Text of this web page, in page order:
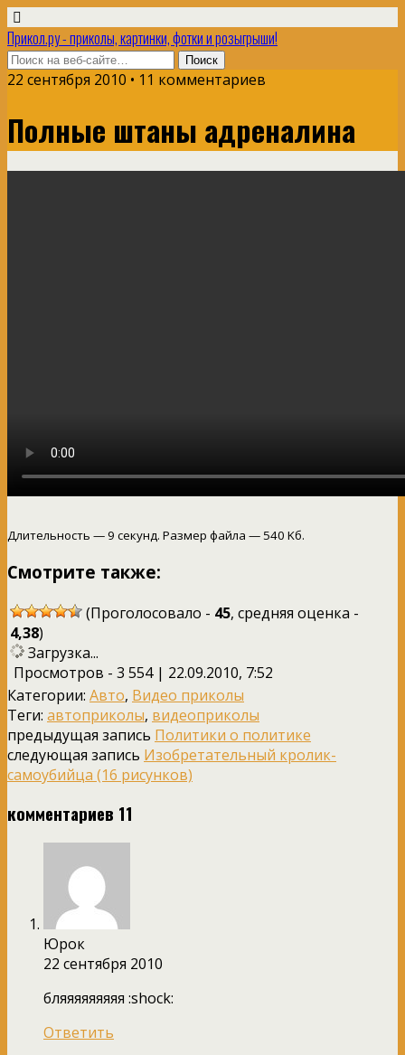
Прикол.ру - приколы, картинки, фотки и розыгрыши!
22 сентября 2010 • 11 комментариев
Полные штаны адреналина
Длительность — 9 секунд. Размер файла — 540 Kб.
Смотрите также:
(Проголосовало - 45, средняя оценка -
4,38)
Загрузка...
Просмотров - 3 554 | 22.09.2010, 7:52
Категории: Авто, Видео приколы
Теги: автоприколы, видеоприколы
предыдущая запись Политики о политике
следующая запись Изобретательный кролик-
самоубийца (16 рисунков)
комментариев 11
Юрок
22 сентября 2010
бляяяяяяяяя :shock:
Ответить